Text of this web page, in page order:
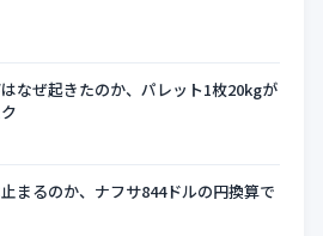
なぜ起きたのか、パレット1枚20kgが
まるのか、ナフサ844ドルの円換算で